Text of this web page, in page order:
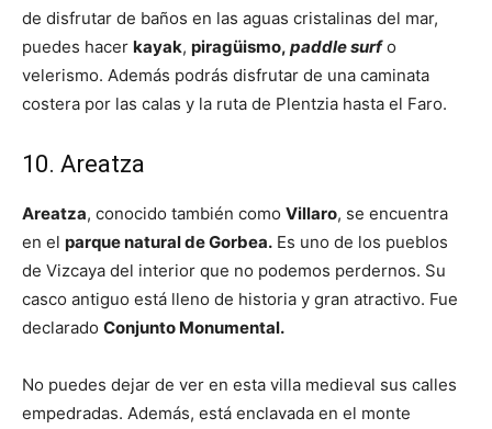
de disfrutar de baños en las aguas cristalinas del mar,
puedes hacer kayak, piragüismo, paddle surfo
velerismo. Además podrás disfrutar de una caminata
costera por las calas y la ruta de Plentzia hasta el Faro.
10. Areatza
Areatza, conocido también como Villaro, se encuentra
en el parque natural de Gorbea. Es uno de los pueblos
de Vizcaya del interior que no podemos perdernos. Su
casco antiguo está lleno de historia y gran atractivo. Fue
declarado Conjunto Monumental.
No puedes dejar de ver en esta villa medieval sus calles
empedradas. Además, está enclavada en el monte